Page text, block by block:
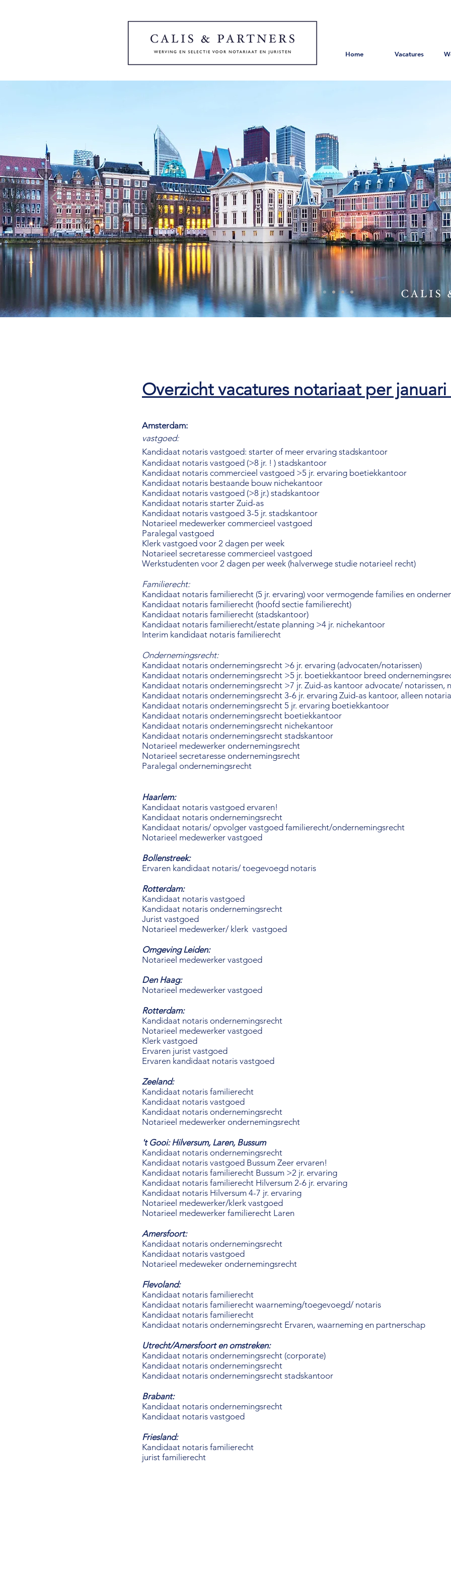
Home Vacatures
Overzicht vacatures notariaat per januari
Amsterdam:
vastgoed:
Kandidaat notaris vastgoed: starter of meer ervaring stadskantoor
Kandidaat notaris vastgoed (>8 jr. ! ) stadskantoor
Kandidaat notaris commercieel vastgoed >5 jr. ervaring boetiekkantoor
Kandidaat notaris bestaande bouw nichekantoor
Kandidaat notaris vastgoed (>8 jr.) stadskantoor
Kandidaat notaris starter Zuid-as
Kandidaat notaris vastgoed 3-5 jr. stadskantoor
Notarieel medewerker commercieel vastgoed
Paralegal vastgoed
Klerk vastgoed voor 2 dagen per week
Notarieel secretaresse commercieel vastgoed
Werkstudenten voor 2 dagen per week (halverwege studie notarieel recht)
Familierecht:
Kandidaat notaris familierecht (5 jr. ervaring) voor vermogende families en
Kandidaat notaris familierecht (hoofd sectie familierecht)
Kandidaat notaris familierecht (stadskantoor)
Kandidaat notaris familierecht/estate planning >4 jr. nichekantoor
Interim kandidaat notaris familierecht
Ondernemingsrecht:
Kandidaat notaris ondernemingsrecht >6 jr. ervaring (advocaten/notarissen)
Kandidaat notaris ondernemingsrecht >5 jr. boetiekkantoor breed
Kandidaat notaris ondernemingsrecht >7 jr. Zuid-as kantoor advocate/ notarissen,
Kandidaat notaris ondernemingsrecht 3-6 jr. ervaring Zuid-as kantoor, alleen
Kandidaat notaris ondernemingsrecht 5 jr. ervaring boetiekkantoor
Kandidaat notaris ondernemingsrecht boetiekkantoor
Kandidaat notaris ondernemingsrecht nichekantoor
Kandidaat notaris ondernemingsrecht stadskantoor
Notarieel medewerker ondernemingsrecht
Notarieel secretaresse ondernemingsrecht
Paralegal ondernemingsrecht
Haarlem:
Kandidaat notaris vastgoed ervaren!
Kandidaat notaris ondernemingsrecht
Kandidaat notaris/ opvolger vastgoed familierecht/ondernemingsrecht
Notarieel medewerker vastgoed
Bollenstreek:
Ervaren kandidaat notaris/ toegevoegd notaris
Rotterdam:
Kandidaat notaris vastgoed
Kandidaat notaris ondernemingsrecht
Jurist vastgoed
Notarieel medewerker/ klerk vastgoed
Omgeving Leiden:
Notarieel medewerker vastgoed
Den Haag:
Notarieel medewerker vastgoed
Rotterdam:
Kandidaat notaris ondernemingsrecht
Notarieel medewerker vastgoed
Klerk vastgoed
Ervaren jurist vastgoed
Ervaren kandidaat notaris vastgoed
Zeeland:
Kandidaat notaris familierecht
Kandidaat notaris vastgoed
Kandidaat notaris ondernemingsrecht
Notarieel medewerker ondernemingsrecht
't Gooi: Hilversum, Laren, Bussum
Kandidaat notaris ondernemingsrecht
Kandidaat notaris vastgoed Bussum Zeer ervaren!
Kandidaat notaris familierecht Bussum >2 jr. ervaring
Kandidaat notaris familierecht Hilversum 2-6 jr. ervaring
Kandidaat notaris Hilversum 4-7 jr. ervaring
Notarieel medewerker/klerk vastgoed
Notarieel medewerker familierecht Laren
Amersfoort:
Kandidaat notaris ondernemingsrecht
Kandidaat notaris vastgoed
Notarieel medeweker ondernemingsrecht
Flevoland:
Kandidaat notaris familierecht
Kandidaat notaris familierecht waarneming/toegevoegd/ notaris
Kandidaat notaris familierecht
Kandidaat notaris ondernemingsrecht Ervaren, waarneming en partnerschap
Utrecht/Amersfoort en omstreken:
Kandidaat notaris ondernemingsrecht (corporate)
Kandidaat notaris ondernemingsrecht
Kandidaat notaris ondernemingsrecht stadskantoor
Brabant:
Kandidaat notaris ondernemingsrecht
Kandidaat notaris vastgoed
Friesland:
Kandidaat notaris familierecht
jurist familierecht